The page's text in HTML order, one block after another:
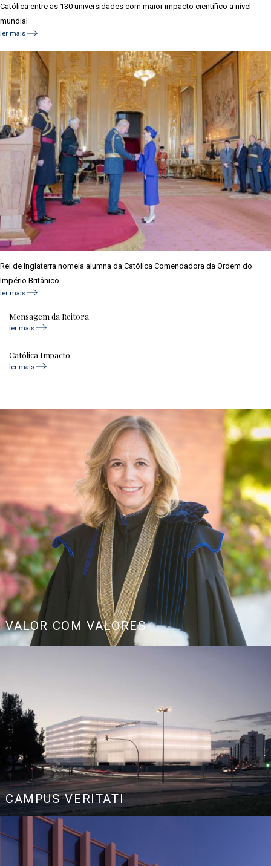
Católica entre as 130 universidades com maior impacto científico a nível
mundial
ler mais
Rei de Inglaterra nomeia alumna da Católica Comendadora da Ordem do
Império Britânico
ler mais
Mensagem da Reitora
ler mais
Católica Impacto
ler mais
Link
VALOR COM VALORES
CAMPUS VERITATI